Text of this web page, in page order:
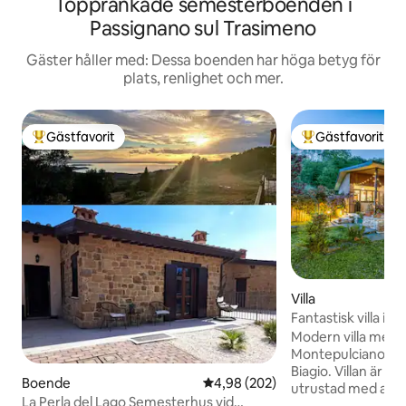
Passignano sul Trasimeno
Gäster håller med: Dessa boenden har höga betyg för
plats, renlighet och mer.
Populär gästfavorit
Gästfavorit
Boende 4,98 av 5 i genomsnittligt
4,98 (202)
La Perla del Lago Semesterhus vid
Populär
Gästfavorit
Villa
Fantastisk villa i
Modern villa med
Montepulciano,
Biagio. Villan är kärleksfullt möblerad och
utrustad med